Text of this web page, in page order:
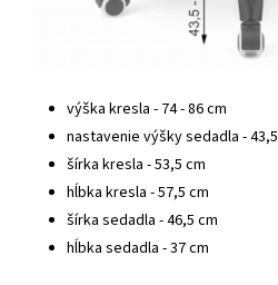
výška kresla - 74 - 86 cm
nastavenie výšky sedadla -
šírka kresla - 53,5 cm
hĺbka kresla - 57,5 ​​cm
šírka sedadla - 46,5 cm
hĺbka sedadla - 37 cm